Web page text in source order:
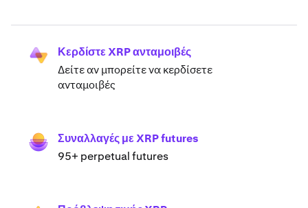
Κερδίστε XRP ανταμοιβές
Δείτε αν μπορείτε να κερδίσετε
ανταμοιβές
Συναλλαγές με XRP futures
95+ perpetual futures